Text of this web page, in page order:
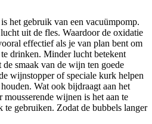
het gebruik van een vacuümpomp.
uit de fles. Waardoor de oxidatie
effectief als je van plan bent om
drinken. Minder lucht betekent
smaak van de wijn ten goede
wijnstopper of speciale kurk helpen
Wat ook bijdraagt aan het
wijnen is het aan te
te gebruiken. Zodat de bubbels langer